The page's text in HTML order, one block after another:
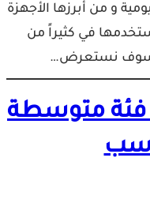
و من أبرزها الأجهزة
في كثيراً من
سوف نستعرض…
هواتف 2022 فئة متوسطة